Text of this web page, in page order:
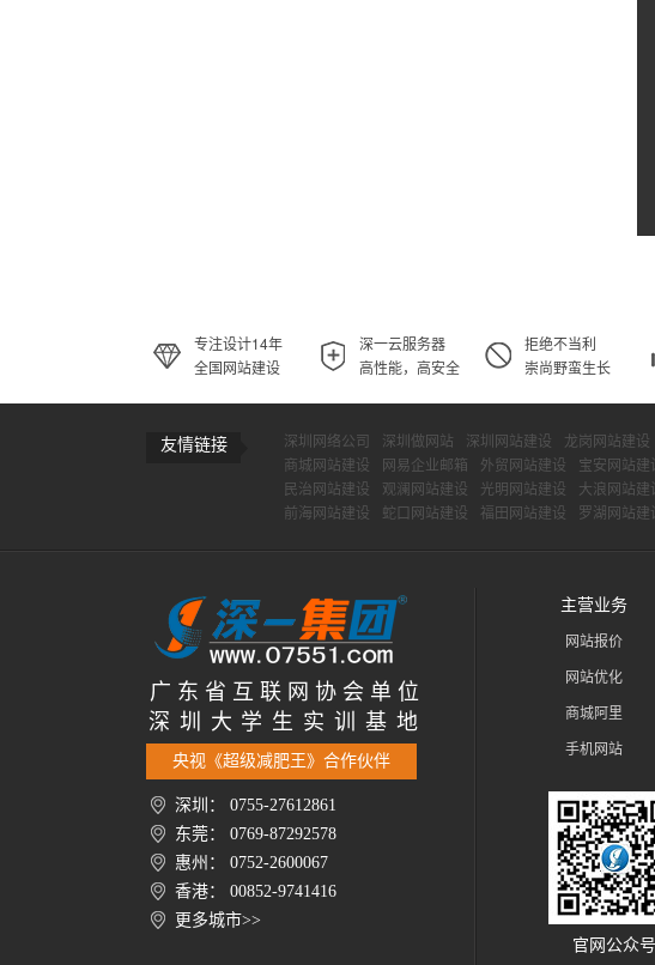
专注设计14年
全国网站建设
深一云服务器
高性能，高安全
拒绝不当利
崇尚野蛮生长
友情链接 深圳网络公司 深圳做网站 深圳网站建设 龙岗网站建设
商城网站建设
网易企业邮箱 外贸网站建设 宝安网站建
民治网站建设
观澜网站建设 光明网站建设 大浪网站建
前海网站建设
蛇口网站建设 福田网站建设 罗湖网站建
广 东 省 互 联 网 协 会 单 位
深 圳 大 学 生 实 训 基 地
央视《超级减肥王》合作伙伴
深圳： 0755-27612861
东莞： 0769-87292578
惠州： 0752-2600067
香港： 00852-9741416
更多城市>>
主营业务
网站报价
网站优化
商城阿里
手机网站
官网公众号